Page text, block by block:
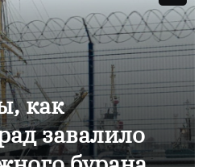
Фоторепортаж
Калининграде